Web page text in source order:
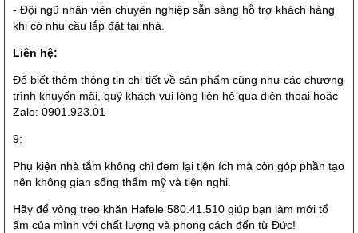
- Đội ngũ nhân viên chuyên nghiệp sẵn sàng hỗ trợ khách hàng
khi có nhu cầu lắp đặt tại nhà.
Liên hệ:
Để biết thêm thông tin chi tiết về sản phẩm cũng như các chương
trình khuyến mãi, quý khách vui lòng liên hệ qua điện thoại hoặc
Zalo: 0901.923.01
9:
Phụ kiện nhà tắm không chỉ đem lại tiện ích mà còn góp phần tạo
nên không gian sống thẩm mỹ và tiện nghi.
Hãy để vòng treo khăn Hafele 580.41.510 giúp bạn làm mới tổ
ấm của mình với chất lượng và phong cách đến từ Đức!